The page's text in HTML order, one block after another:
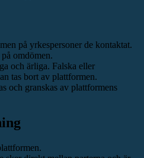
på yrkespersoner de kontaktat.
omdömen.
och ärliga. Falska eller
tas bort av plattformen.
och granskas av plattformens